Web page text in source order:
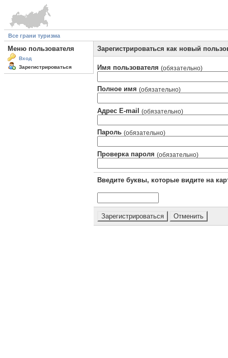
Все грани туризма
Меню пользователя
Вход
Зарегистрироваться
Зарегистрироваться как новый
Имя пользователя (обязательно)
Полное имя (обязательно)
Адрес E-mail (обязательно)
Пароль (обязательно)
Проверка пароля (обязательно)
Введите буквы, которые видите на